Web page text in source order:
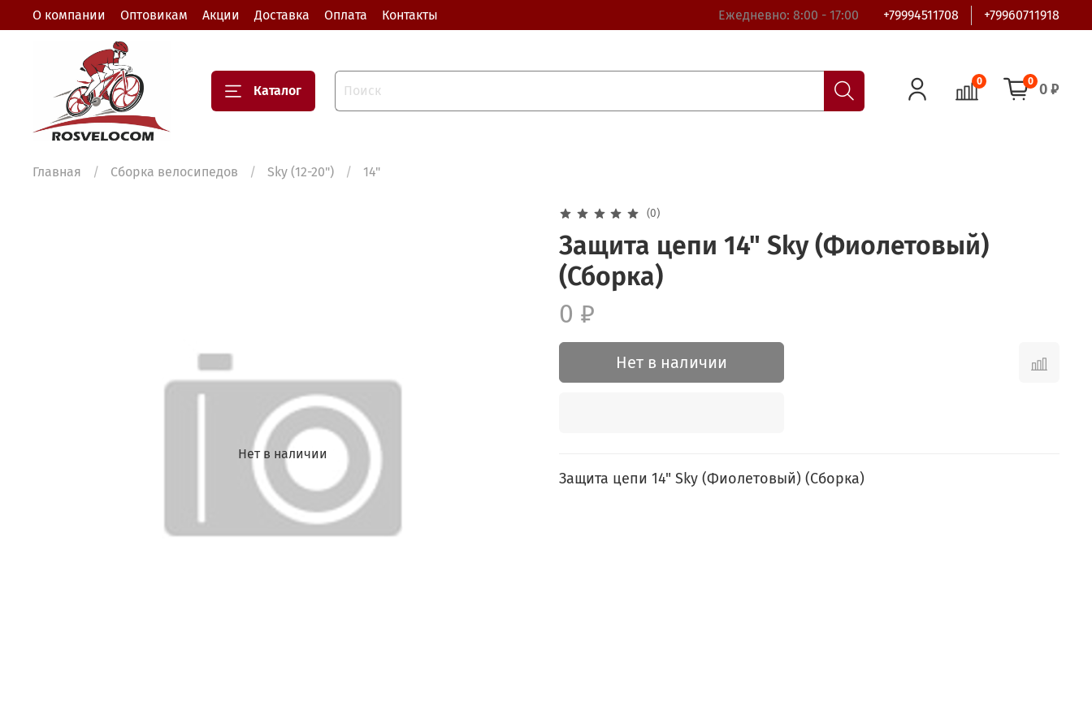
О компании Оптовикам Акции Доставка Оплата Контакты Ежедневно: 8:00 - 17:00 +79994511708 +79960711918
Каталог
0 0 0 ₽
Главная Сборка велосипедов Sky (12-20") 14"
Нет в наличии
(0)
Защита цепи 14" Sky (Фиолетовый)
(Сборка)
0 ₽
Нет в наличии
Защита цепи 14" Sky (Фиолетовый) (Сборка)